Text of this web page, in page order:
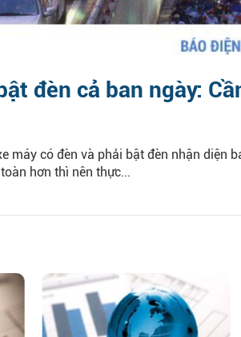
đèn cả ban ngày:
máy có đèn và phải bật đèn nhận diện
hơn thì nên thực...